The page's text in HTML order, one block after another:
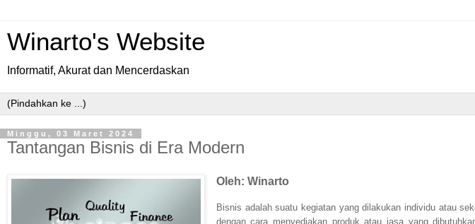
Winarto's Website
Informatif, Akurat dan Mencerdaskan
Minggu, 03 Maret 2024
Tantangan Bisnis di Era Modern
Oleh: Winarto
Bisnis adalah suatu kegiatan yang dilakukan individu atau
dengan cara menyediakan produk atau jasa yang